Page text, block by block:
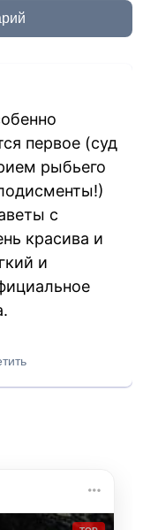
первое (суд
рыбьего
с
красива и
и